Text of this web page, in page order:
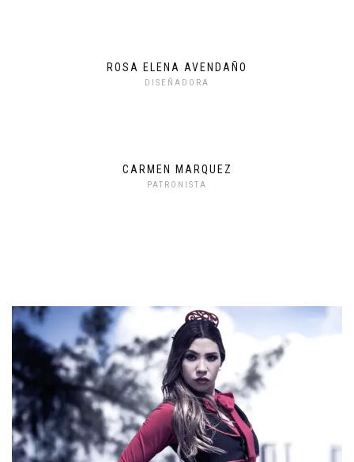
ROSA ELENA AVENDAÑO
DISEÑADORA
CARMEN MARQUEZ
PATRONISTA